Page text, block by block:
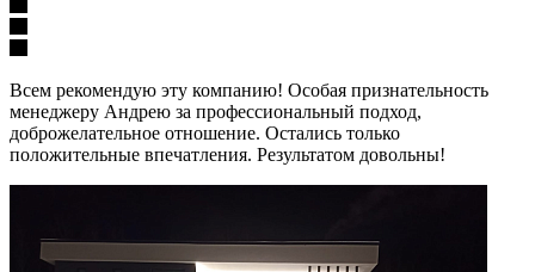
Всем рекомендую эту компанию! Особая признательность
менеджеру Андрею за профессиональный подход,
доброжелательное отношение. Остались только
положительные впечатления. Результатом довольны!